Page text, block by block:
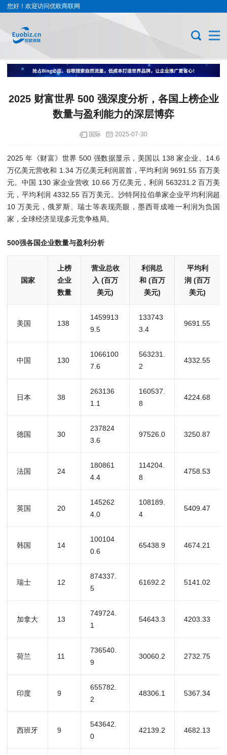
您好！欢迎访问优欧商联网
2025 财富世界 500 强深度分析，各国上榜企业
数量与盈利能力的深层博弈
国际 2025-07-30
2025 年《财富》世界 500 强数据显示，美国以 138 家企业、14.6
万亿美元营收和 1.34 万亿美元利润居首，平均利润 9691.55 百万美
元。中国 130 家企业营收 10.66 万亿美元，利润 563231.2 百万美
元，平均利润 4332.55 百万美元。沙特阿拉伯单家企业平均利润超
10 万美元，俄罗斯、瑞士等表现亮眼，墨西哥成唯一利润为负国
家，全球经济呈现多元竞争格局。
500强各国企业数量与盈利分析
国家
上榜
企业
数量
营业总收
入 (百万
美元)
利润总
和 (百万
美元)
平均利
润 (百万
美元)
美国 138
1459913
9.5
133743
3.4
9691.55
中国 130
1066100
7.6
563231.
2
4332.55
日本 38
263136
1.1
160537.
8
4224.68
德国 30
237824
3.6
97526.0 3250.87
法国 24
180861
4.4
114204.
8
4758.53
英国 20
145262
4.0
108189.
4
5409.47
韩国 14
100104
0.6
65438.9 4674.21
瑞士 12
874337.
5
61692.2 5141.02
加拿大 13
749724.
1
54643.3 4203.33
荷兰 11
736540.
9
30060.2 2732.75
印度 9
655782.
2
48306.1 5367.34
西班牙 9
543642.
0
42139.2 4682.13